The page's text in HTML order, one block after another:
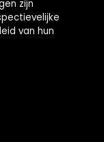
zijn
van hun